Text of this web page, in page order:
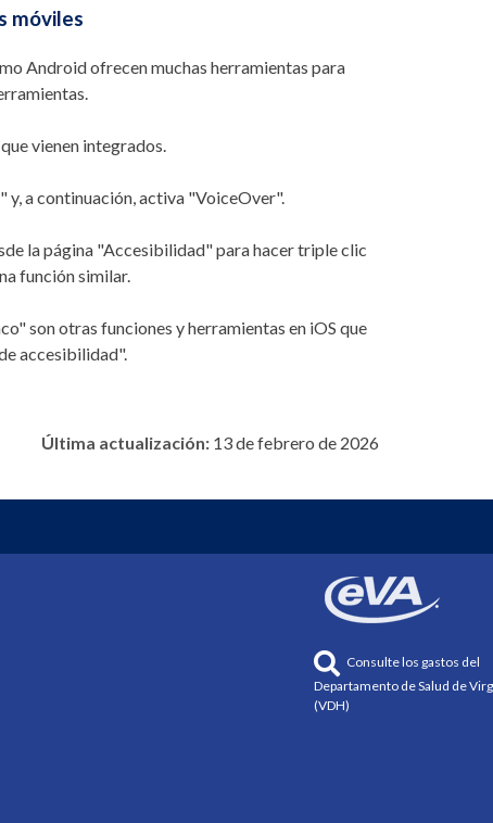
móviles
Android ofrecen muchas herramientas para
vienen integrados.
y, a continuación, activa "VoiceOver".
la página "Accesibilidad" para hacer triple clic
función similar.
son otras funciones y herramientas en iOS que
accesibilidad".
Última actualización:13 de febrero de 2026
Consulte los gastos del
Departamento de Salud de
(VDH)